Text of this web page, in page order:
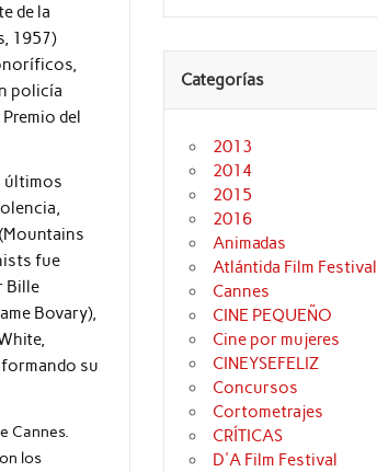
de la
1957)
policía
del
últimos
fue
Bille
Bovary),
su
Cannes.
los
Categorías
2013
2014
2015
2016
Animadas
Atlántida Film Festival
Cannes
CINE PEQUEÑO
Cine por mujeres
CINEYSEFELIZ
Concursos
Cortometrajes
CRÍTICAS
D'A Film Festival